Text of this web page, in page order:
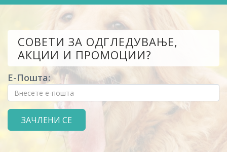
СОВЕТИ ЗА ОДГЛЕДУВАЊЕ,
АКЦИИ И ПРОМОЦИИ?
Е-Пошта: